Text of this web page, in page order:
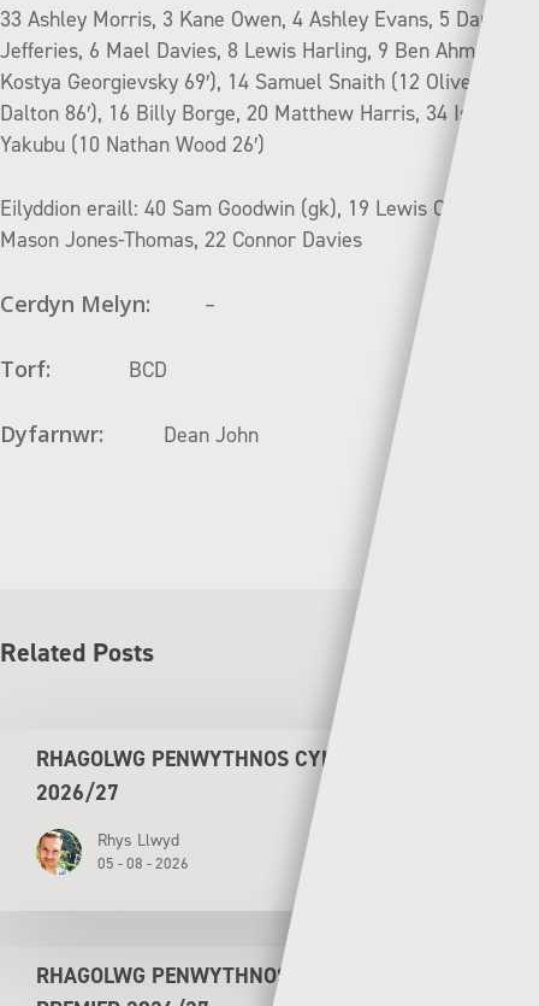
33 Ashley Morris, 3 Kane Owen, 4 Ashley Evans, 5 Daniel
Jefferies, 6 Mael Davies, 8 Lewis Harling, 9 Ben Ahmun (7
Kostya Georgievsky 69′), 14 Samuel Snaith (12 Oliver
Dalton 86′), 16 Billy Borge, 20 Matthew Harris, 34 Ismail
Yakubu (10 Nathan Wood 26′)
Eilyddion eraill: 40 Sam Goodwin (gk), 19 Lewis Clutton, 21
Mason Jones-Thomas, 22 Connor Davies
Cerdyn Melyn: –
Torf: BCD
Dyfarnwr: Dean John
Related Posts
RHAGOLWG PENWYTHNOS CYMRU PREMIER
2026/27
Rhys Llwyd
05 - 08 - 2026
RHAGOLWG PENWYTHNOS AGORIADOL CYMRU